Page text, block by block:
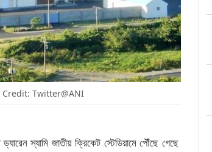
Twitter@ANI
স্যামি জাতীয় ক্রিকেট স্টেডিয়ামে পৌঁছে গেছে